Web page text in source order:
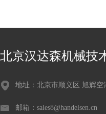
北京汉达森机械技
地址：北京市顺义区 旭辉空
邮箱：sales8@handelsen.cn